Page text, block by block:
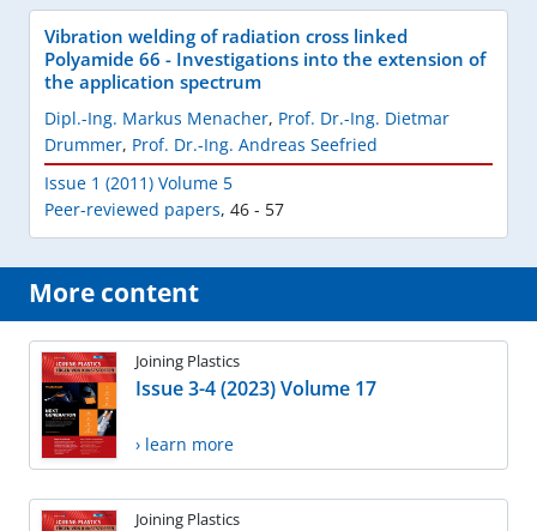
Vibration welding of radiation cross linked
Polyamide 66 - Investigations into the extension of
the application spectrum
Dipl.-Ing. Markus Menacher, Prof. Dr.-Ing. Dietmar
Drummer, Prof. Dr.-Ing. Andreas Seefried
Issue 1 (2011) Volume 5
Peer-reviewed papers, 46 - 57
More content
Joining Plastics
Issue 3-4 (2023) Volume 17
› learn more
Joining Plastics